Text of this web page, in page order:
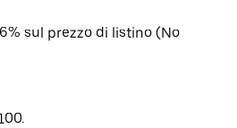
sul prezzo di listino (No